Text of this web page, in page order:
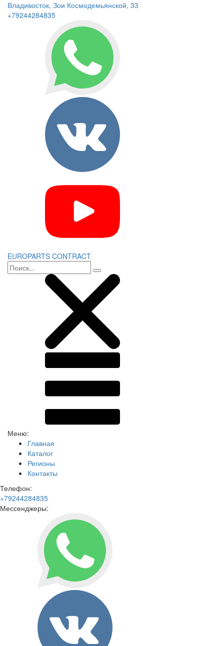
Владивосток, Зои Космодемьянской, 33
+79244284835
EUROPARTS CONTRACT
Меню:
Главная
Каталог
Регионы
Контакты
Телефон:
+79244284835
Мессенджеры: